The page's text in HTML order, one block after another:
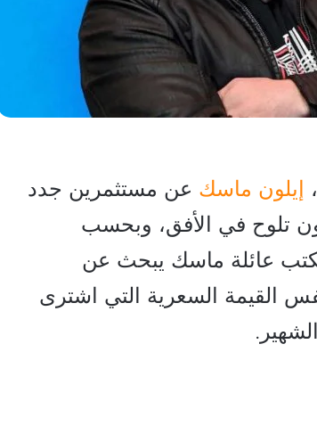
إيلون ماسك عن مستثمرين جدد
تلوح في الأفق، وبحسب
عائلة ماسك يبحث عن
القيمة السعرية التي اشترى